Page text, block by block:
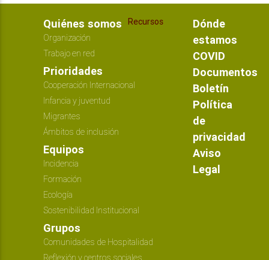
Quiénes somos
Organización
Trabajo en red
Recursos
Prioridades
Cooperación Internacional
Infancia y juventud
Migrantes
Ámbitos de inclusión
Equipos
Incidencia
Formación
Ecología
Sostenibilidad Institucional
Grupos
Comunidades de Hospitalidad
Reflexión y centros sociales
Dónde
estamos
COVID
Documentos
Boletín
Política
de
privacidad
Aviso
Legal